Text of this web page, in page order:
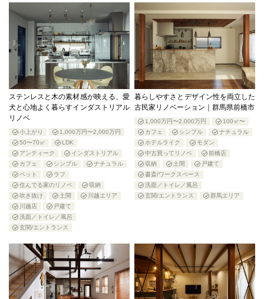
ステンレスと木の素材感が映える、愛
犬と心地よく暮らすインダストリアル
リノベ
小上がり
1,000万円〜2,000万円
50〜70㎡
LDK
アンティーク
インダストリアル
カフェ
シンプル
ナチュラル
ペット
ラフ
住んでる家のリノベ
収納
吹き抜け
土間
川越エリア
川越店
戸建て
洗面／トイレ／風呂
玄関/エントランス
暮らしやすさとデザイン性を両立した
古民家リノベーション｜群馬県前橋市
1,000万円〜2,000万円
100㎡〜
カフェ
シンプル
ナチュラル
ホテルライク
モダン
中古買ってリノベ
前橋店
収納
土間
戸建て
書斎/ワークスペース
洗面／トイレ／風呂
玄関/エントランス
群馬エリア